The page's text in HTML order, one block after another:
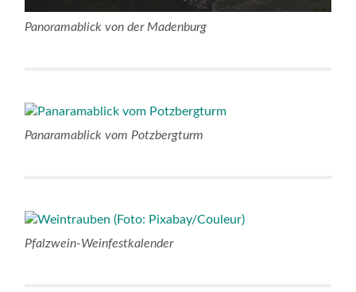
Panoramablick von der Madenburg
Panaramablick vom Potzbergturm
Pfalzwein-Weinfestkalender